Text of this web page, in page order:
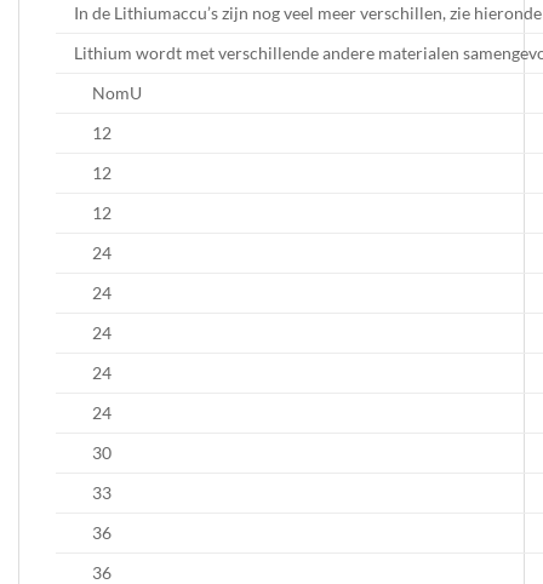
In de Lithiumaccu’s zijn nog veel meer verschillen, zie
Lithium wordt met verschillende andere materialen
NomU
12
12
12
24
24
24
24
24
30
33
36
36